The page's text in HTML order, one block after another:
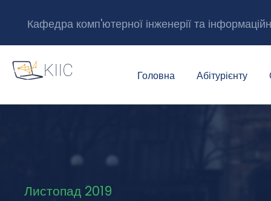
Кафедра комп'ютерної інженерії та
Головна Абітурієнту
Листопад 2019